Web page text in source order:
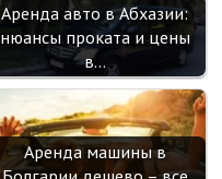
Аренда авто в Абхазии:
нюансы проката и цены
в…
Аренда машины в